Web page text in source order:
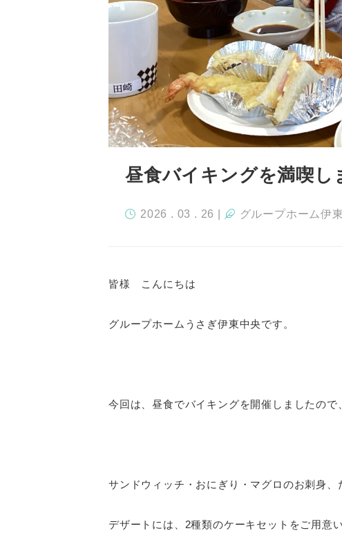
昼食バイキングを満喫し
2026 . 03 . 26 グループホーム伊
皆様 こんにちは
グループホームうさぎ伊東中央です。
今回は、昼食でバイキングを開催しましたので
サンドウィッチ・おにぎり・マグロのお刺身、
デザートには、2種類のケーキセットをご用意